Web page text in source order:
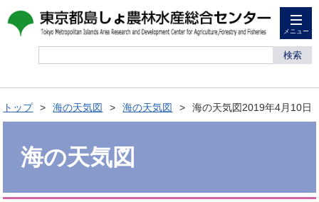
メニュー
検索
トップ 海の天気図 海の天気図 海の天気図2019年4月10日
海の天気図